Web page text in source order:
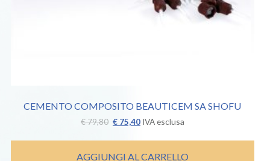
CEMENTO COMPOSITO BEAUTICEM SA SHOFU
€79,80 Il
originale
era:
€75,40Il
attuale
è:
IVA esclusa
AGGIUNGI AL CARRELLO